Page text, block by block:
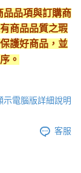
品品項與訂購商
商品品質之瑕
護好商品，並
。
示電腦版詳細說明
客服